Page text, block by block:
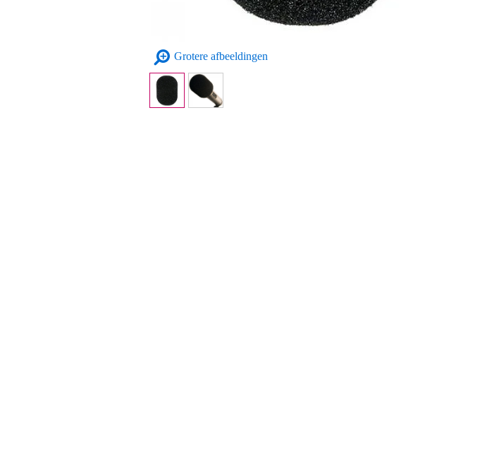
Grotere afbeeldingen